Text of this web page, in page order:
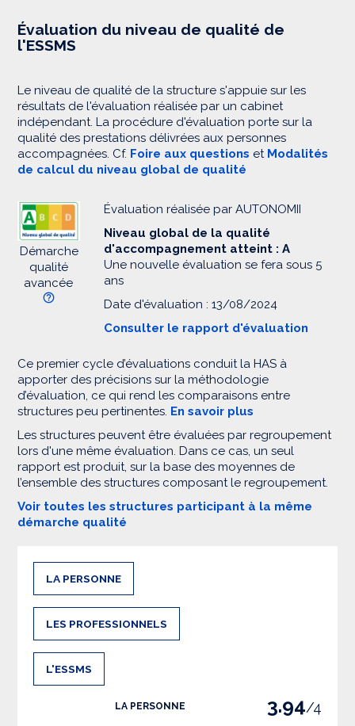
Évaluation du niveau de qualité de
l'ESSMS
Le niveau de qualité de la structure s'appuie sur les
résultats de l'évaluation réalisée par un cabinet
indépendant. La procédure d'évaluation porte sur la
qualité des prestations délivrées aux personnes
accompagnées. Cf. Foire aux questions et Modalités
de calcul du niveau global de qualité
Démarche
qualité
avancée
Évaluation réalisée par AUTONOMII
Niveau global de la qualité
d'accompagnement atteint : A
Une nouvelle évaluation se fera sous 5
ans
Date d'évaluation : 13/08/2024
Consulter le rapport d'évaluation
Ce premier cycle d’évaluations conduit la HAS à
apporter des précisions sur la méthodologie
d’évaluation, ce qui rend les comparaisons entre
structures peu pertinentes. En savoir plus
Les structures peuvent être évaluées par regroupement
lors d'une même évaluation. Dans ce cas, un seul
rapport est produit, sur la base des moyennes de
l’ensemble des structures composant le regroupement.
Voir toutes les structures participant à la même
démarche qualité
LA PERSONNE
LES PROFESSIONNELS
L'ESSMS
LA PERSONNE 3.94/4